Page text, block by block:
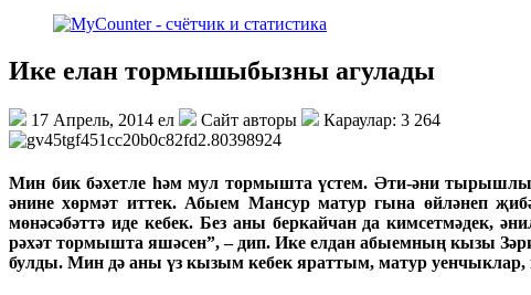
Ике елан тормышыбызны агулады
17 Апрель, 2014 ел Сайт авторы Караулар: 3 264
Мин бик бәхетле һәм мул тормышта үстем. Әти-әни
әнине хөрмәт иттек. Абыем Мансур матур гына өйләнеп
мөнәсәбәттә иде кебек. Без аны беркайчан да
рәхәт тормышта яшәсен”, – дип.Ике елдан абыемның кызы
булды. Мин дә аны үз кызым кебек яраттым, матур уенчыклар,